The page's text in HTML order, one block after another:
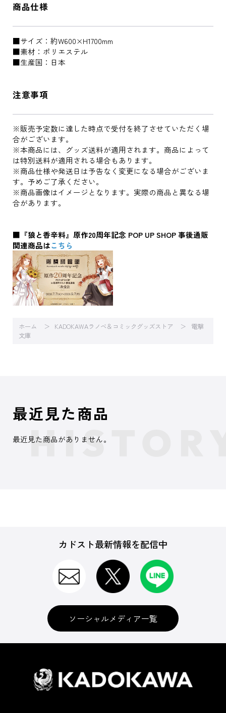
商品仕様
■サイズ：約W600×H1700mm
■素材：ポリエステル
■生産国：日本
注意事項
※販売予定数に達した時点で受付を終了させていただく場
合がございます。
※本商品には、グッズ送料が適用されます。商品によって
は特別送料が適用される場合もあります。
※商品仕様や発送日は予告なく変更になる場合がございま
す。予めご了承ください。
※商品画像はイメージとなります。実際の商品と異なる場
合があります。
■『狼と香辛料』原作20周年記念 POP UP SHOP 事後通販
関連商品はこちら
ホーム KADOKAWAラノベ＆コミックグッズストア
電撃
文庫
最近見た商品
最近見た商品がありません。
カドスト最新情報を配信中
ソーシャルメディア一覧